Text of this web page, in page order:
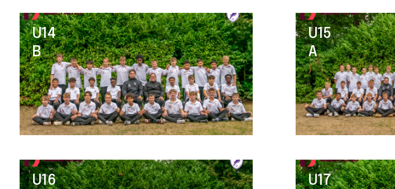
U14
B
U15
A
U16
U17